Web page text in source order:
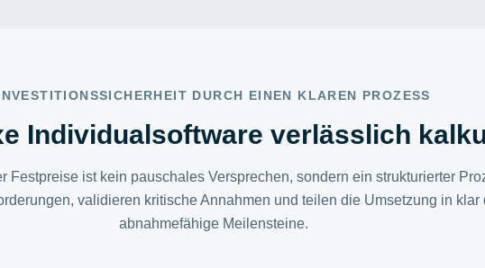
DURCH EINEN KLAREN PROZESS
Individualsoftware verlässlich
Festpreise ist kein pauschales Versprechen, sondern ein strukturierter
validieren kritische Annahmen und teilen die Umsetzung in klar
abnahmefähige Meilensteine.